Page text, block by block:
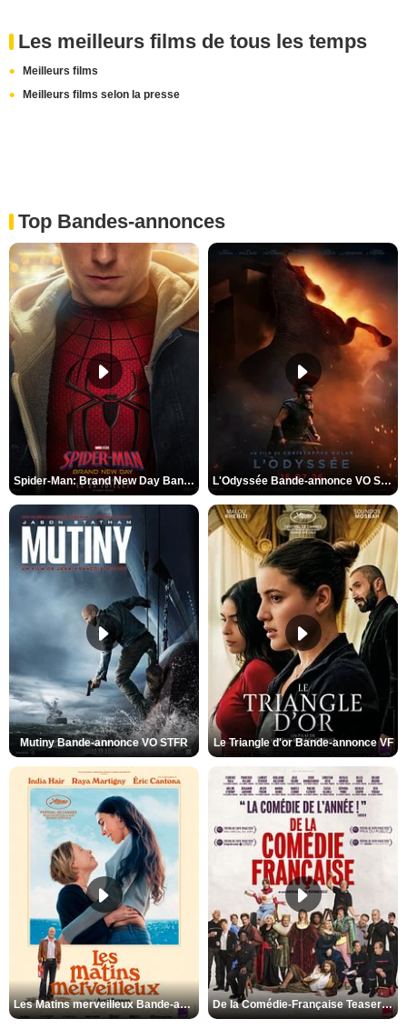
Les meilleurs films de tous les temps
Meilleurs films
Meilleurs films selon la presse
Top Bandes-annonces
Spider-Man: Brand New Day Bande-annonce VO STFR L'Odyssée Bande-annonce VO STFR
Mutiny Bande-annonce VO STFR Le Triangle d'or Bande-annonce VF
Les Matins merveilleux Bande-annonce VF De la Comédie-Française Teaser VF